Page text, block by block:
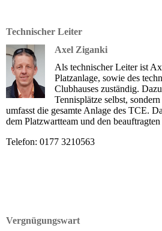
Technischer Leiter
Axel Ziganki
Als technischer Leiter ist
Platzanlage, sowie des
Clubhauses zuständig.
Tennisplätze selbst,
umfasst die gesamte Anlage des TCE.
dem Platzwartteam und den
Telefon: 0177 3210563
Vergnügungswart